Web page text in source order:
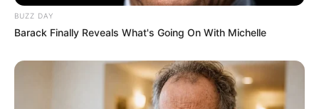
BUZZ DAY
Barack Finally Reveals What's Going On With Michelle